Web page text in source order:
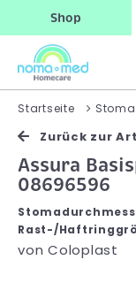
Shop
Startseite Stoma
Zurück zur
Assura
08696596
Rast-/
von Coloplast